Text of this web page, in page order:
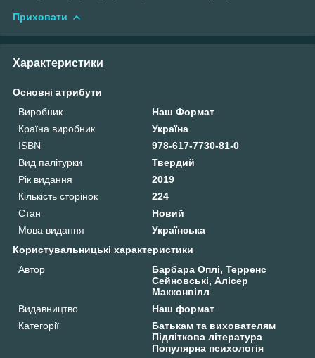
Приховати
Характеристики
Основні атрибути
Виробник
Наш Формат
Країна виробник
Україна
ISBN
978-617-7730-81-0
Вид палітурки
Твердий
Рік видання
2019
Кількість сторінок
224
Стан
Новий
Мова видання
Українська
Користувальницькі характеристики
Автор
Барбара Оплі, Терренс
Сейновські, Алісер
Макконвілл
Видавництво
Наш формат
Категорії
Батькам та вихователям
Підліткова література
Популярна психологія